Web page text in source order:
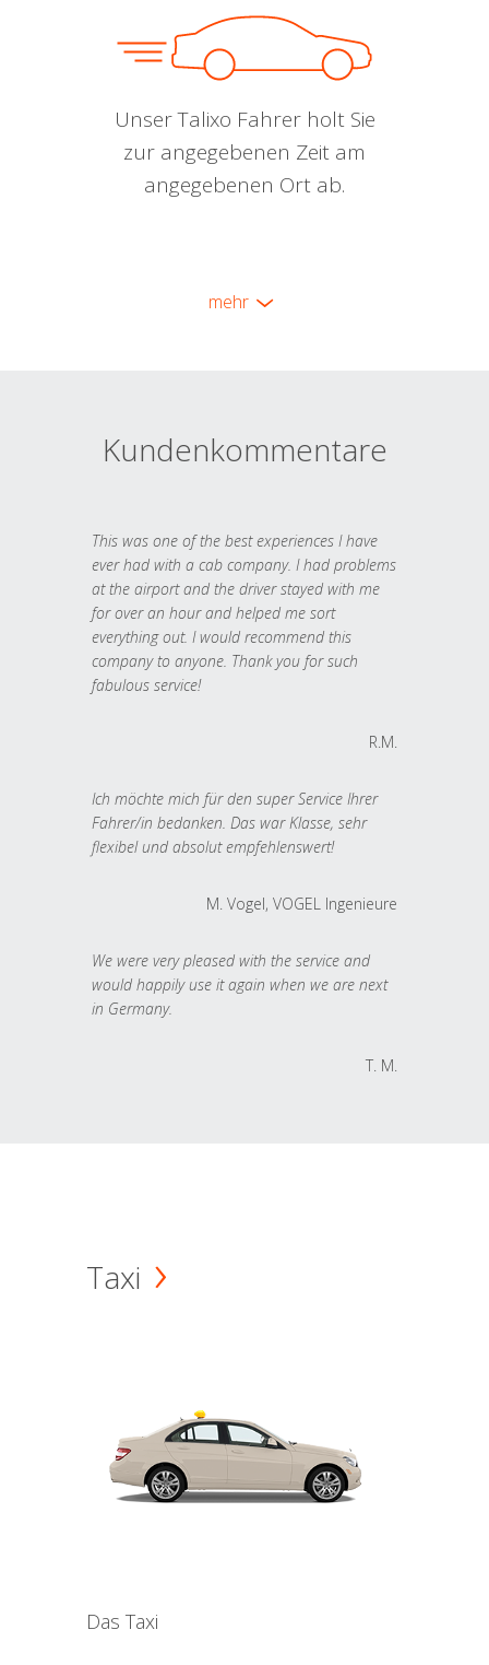
Unser Talixo Fahrer holt Sie
zur angegebenen Zeit am
angegebenen Ort ab.
mehr
Kundenkommentare
This was one of the best experiences I have
ever had with a cab company. I had problems
at the airport and the driver stayed with me
for over an hour and helped me sort
everything out. I would recommend this
company to anyone. Thank you for such
fabulous service!
R.M.
Ich möchte mich für den super Service Ihrer
Fahrer/in bedanken. Das war Klasse, sehr
flexibel und absolut empfehlenswert!
M. Vogel, VOGEL Ingenieure
We were very pleased with the service and
would happily use it again when we are next
in Germany.
T. M.
Taxi
Das Taxi